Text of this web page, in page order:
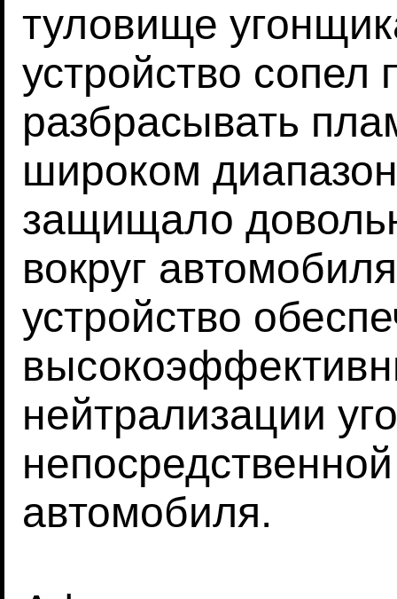
туловище
устройство сопел
разбрасывать
широком
защищало
вокруг
устройство
нейтрализации
автомобиля.